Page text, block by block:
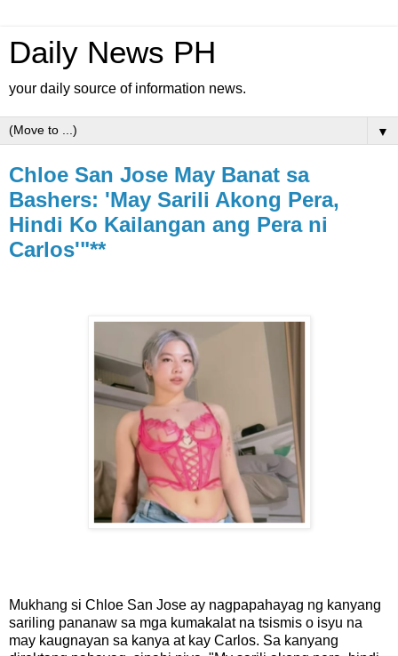
Daily News PH
your daily source of information news.
▼
Chloe San Jose May Banat sa
Bashers: 'May Sarili Akong Pera,
Hindi Ko Kailangan ang Pera ni
Carlos'"**
Mukhang si Chloe San Jose ay nagpapahayag ng kanyang
sariling pananaw sa mga kumakalat na tsismis o isyu na
may kaugnayan sa kanya at kay Carlos. Sa kanyang